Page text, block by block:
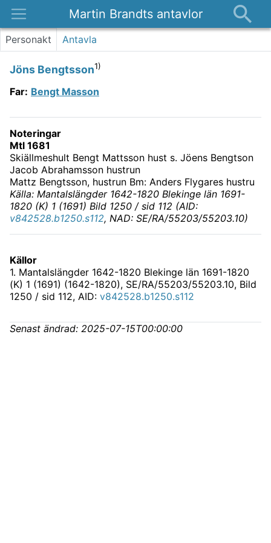
Martin Brandts antavlor
Platser
Om
Kontakt
Personakt Antavla
Jöns Bengtsson1)
Far: Bengt Masson
Noteringar
Mtl 1681
Skiällmeshult Bengt Mattsson hust s. Jöens Bengtson
Jacob Abrahamsson hustrun
Mattz Bengtsson, hustrun Bm: Anders Flygares hustru
Källa: Mantalslängder 1642-1820 Blekinge län 1691-
1820 (K) 1 (1691) Bild 1250 / sid 112 (AID:
v842528.b1250.s112, NAD: SE/RA/55203/55203.10)
Källor
1. Mantalslängder 1642-1820 Blekinge län 1691-1820
(K) 1 (1691) (1642-1820), SE/RA/55203/55203.10, Bild
1250 / sid 112, AID: v842528.b1250.s112
Senast ändrad: 2025-07-15T00:00:00